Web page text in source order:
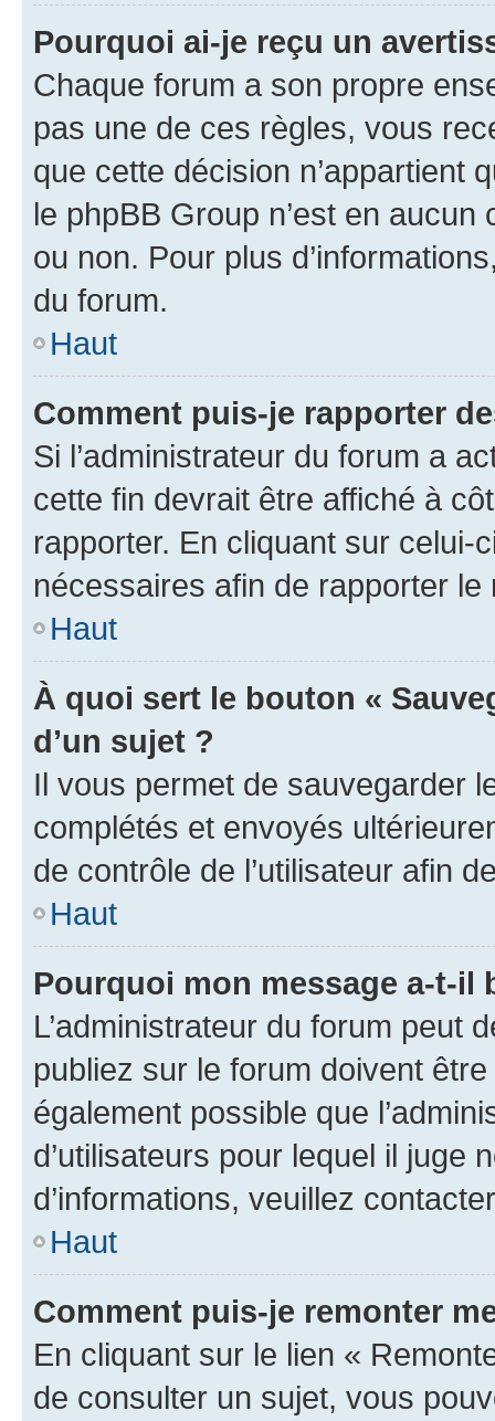
Pourquoi ai-je reçu un
Chaque forum a son propre
pas une de ces règles, vous
que cette décision n’appartient
le phpBB Group n’est en
ou non. Pour plus
du forum.
Haut
Comment puis-je rapporter
Si l’administrateur du forum a
cette fin devrait être affiché à
rapporter. En cliquant sur
nécessaires afin de rapporter le
Haut
À quoi sert le bouton «
d’un sujet ?
Il vous permet de sauvegarder
complétés et envoyés
de contrôle de l’utilisateur afin
Haut
Pourquoi mon message a-t-il
L’administrateur du forum peut
publiez sur le forum doivent
également possible que
d’utilisateurs pour lequel il juge
d’informations, veuillez
Haut
Comment puis-je remonter
En cliquant sur le lien «
de consulter un sujet, vous